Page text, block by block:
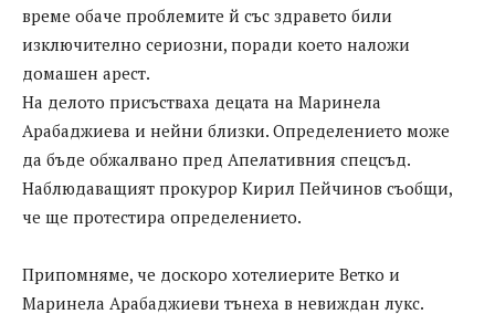
време обаче проблемите й със здравето били
изключително сериозни, поради което наложи
домашен арест.
На делото присъстваха децата на Маринела
Арабаджиева и нейни близки. Определението може
да бъде обжалвано пред Апелативния спецсъд.
Наблюдаващият прокурор Кирил Пейчинов съобщи,
че ще протестира определението.
Припомняме, че доскоро хотелиерите Ветко и
Маринела Арабаджиеви тънеха в невиждан лукс.